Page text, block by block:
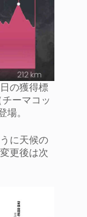
の獲得標
ーマコッ
場。
に天候の
更後は次